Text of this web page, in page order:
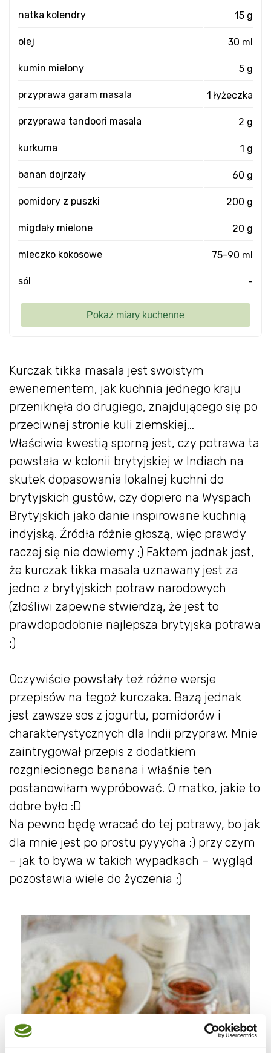
Kurczak tikka masala jest swoistym
ewenementem, jak kuchnia jednego kraju
przeniknęła do drugiego, znajdującego się po
przeciwnej stronie kuli ziemskiej...
Właściwie kwestią sporną jest, czy potrawa ta
powstała w kolonii brytyjskiej w Indiach na
skutek dopasowania lokalnej kuchni do
brytyjskich gustów, czy dopiero na Wyspach
Brytyjskich jako danie inspirowane kuchnią
indyjską. Źródła różnie głoszą, więc prawdy
raczej się nie dowiemy ;) Faktem jednak jest,
że kurczak tikka masala uznawany jest za
jedno z brytyjskich potraw narodowych
(złośliwi zapewne stwierdzą, że jest to
prawdopodobnie najlepsza brytyjska potrawa
;)
Oczywiście powstały też różne wersje
przepisów na tegoż kurczaka. Bazą jednak
jest zawsze sos z jogurtu, pomidorów i
charakterystycznych dla Indii przypraw. Mnie
zaintrygował przepis z dodatkiem
rozgniecionego banana i właśnie ten
postanowiłam wypróbować. O matko, jakie to
dobre było :D
Na pewno będę wracać do tej potrawy, bo jak
dla mnie jest po prostu pyyycha :) przy czym
– jak to bywa w takich wypadkach – wygląd
pozostawia wiele do życzenia ;)
natka kolendry 15 g
olej 30 ml
kumin mielony 5 g
przyprawa garam masala 1 łyżeczka
przyprawa tandoori masala 2 g
kurkuma 1 g
banan dojrzały 60 g
pomidory z puszki 200 g
migdały mielone 20 g
mleczko kokosowe 75-90 ml
sól -